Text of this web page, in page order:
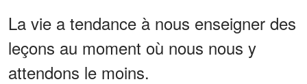
La vie a tendance à nous enseigner des
leçons au moment où nous nous y
attendons le moins.